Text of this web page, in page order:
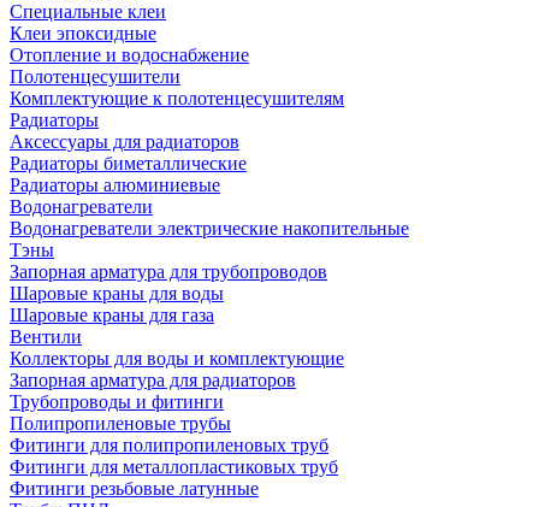
Специальные клеи
Клеи эпоксидные
Отопление и водоснабжение
Полотенцесушители
Комплектующие к полотенцесушителям
Радиаторы
Аксессуары для радиаторов
Радиаторы биметаллические
Радиаторы алюминиевые
Водонагреватели
Водонагреватели электрические накопительные
Тэны
Запорная арматура для трубопроводов
Шаровые краны для воды
Шаровые краны для газа
Вентили
Коллекторы для воды и комплектующие
Запорная арматура для радиаторов
Трубопроводы и фитинги
Полипропиленовые трубы
Фитинги для полипропиленовых труб
Фитинги для металлопластиковых труб
Фитинги резьбовые латунные